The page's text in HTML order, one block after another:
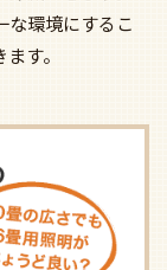
な環境にするこ
す。